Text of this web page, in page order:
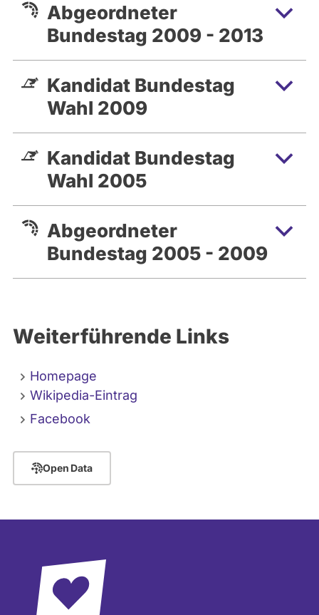
Abgeordneter
Bundestag 2009 - 2013
Kandidat Bundestag
Wahl 2009
Kandidat Bundestag
Wahl 2005
Abgeordneter
Bundestag 2005 - 2009
Weiterführende Links
Homepage
Wikipedia-Eintrag
Facebook
Open Data